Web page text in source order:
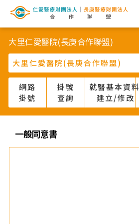
網
路
掛
號
系
統
-
大里仁愛醫院(長庚合作聯盟)
網路
掛號
掛號
查詢
就醫基本資料
建立/修改
一般同意書